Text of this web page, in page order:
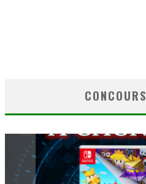
CONCOURS